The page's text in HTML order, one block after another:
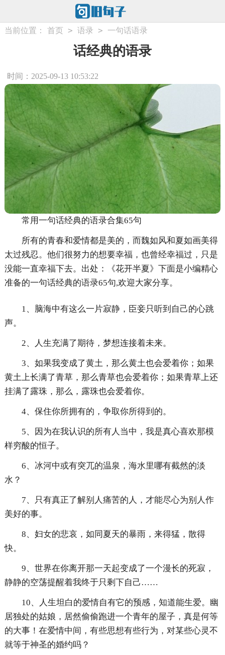
当前位置： 首页 > 语录 > 一句话语录
话经典的语录
时间：2025-09-13 10:53:22
常用一句话经典的语录合集65句
所有的青春和爱情都是美的，而魏如风和夏如画美得
太过残忍。他们很努力的想要幸福，也曾经幸福过，只是
没能一直幸福下去。出处：《花开半夏》下面是小编精心
准备的一句话经典的语录65句,欢迎大家分享。
1、脑海中有这么一片寂静，臣妾只听到自己的心跳
声。
2、人生充满了期待，梦想连接着未来。
3、如果我变成了黄土，那么黄土也会爱着你；如果
黄土上长满了青草，那么青草也会爱着你；如果青草上还
挂满了露珠，那么，露珠也会爱着你。
4、保住你所拥有的，争取你所得到的。
5、因为在我认识的所有人当中，我是真心喜欢那模
样穷酸的恒子。
6、冰河中或有突兀的温泉，海水里哪有截然的淡
水？
7、只有真正了解别人痛苦的人，才能尽心为别人作
美好的事。
8、妇女的悲哀，如同夏天的暴雨，来得猛，散得
快。
9、世界在你离开那一天起变成了一个漫长的死寂，
静静的空荡提醒着我终于只剩下自己……
10、人生坦白的爱情自有它的预感，知道能生爱。幽
居独处的姑娘，居然偷偷跑进一个青年的屋子，真是何等
的大事！在爱情中间，有些思想有些行为，对某些心灵不
就等于神圣的婚约吗？